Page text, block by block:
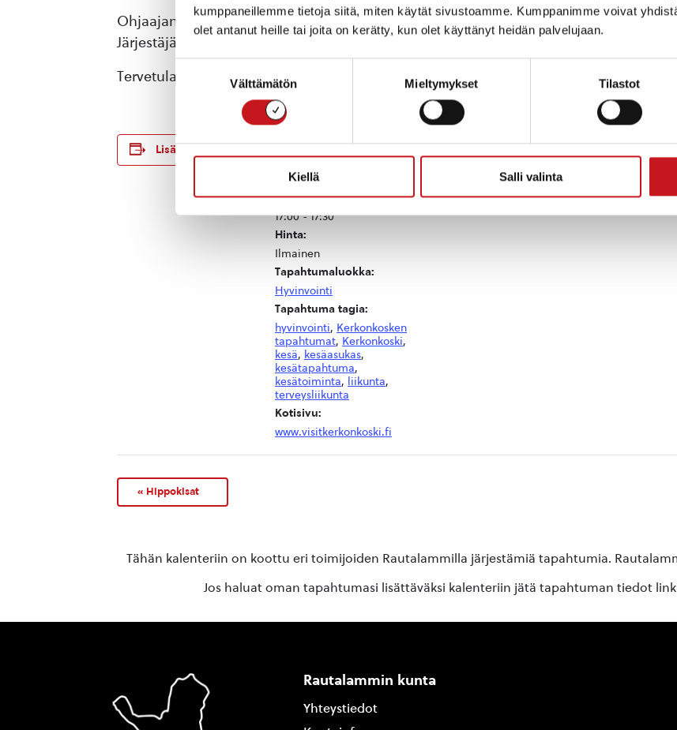
kumppaneillemme tietoja siitä, miten käytät sivustoamme. Kumppanimme voivat
olet antanut heille tai joita on kerätty, kun olet käyttänyt heidän palvelujaan.
valinta
Välttämätön Mieltymykset Tilastot
Kiellä Salli valinta
Ohjaajana asahi-ohjaaja Sirpa Laitinen
Järjestäjä Kerkonkosken Ketterä
Tervetula mukaan!
Lisää kalenteriin
TIEDOT
Päivämäärä:
torstai 6.8.2026
Aika:
17:00 - 17:30
Hinta:
Ilmainen
Tapahtumaluokka:
Hyvinvointi
Tapahtuma tagia:
hyvinvointi, Kerkonkosken
tapahtumat, Kerkonkoski,
kesä, kesäasukas,
kesätapahtuma,
kesätoiminta, liikunta,
terveysliikunta
Kotisivu:
www.visitkerkonkoski.fi
JÄRJESTÄJÄ
Kerkonkosken Ketterä
Kerkonkosken
« Hippokisat
Tähän kalenteriin on koottu eri toimijoiden Rautalammilla järjestämiä tapahtumia.
Jos haluat oman tapahtumasi lisättäväksi kalenteriin jätä tapahtuman tiedot
Rautalammin kunta
Yhteystiedot